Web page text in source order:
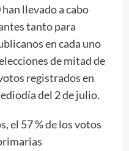
llevado a cabo
tanto para
en cada uno
de mitad de
registrados en
del 2 de julio.
el 57 % de los votos